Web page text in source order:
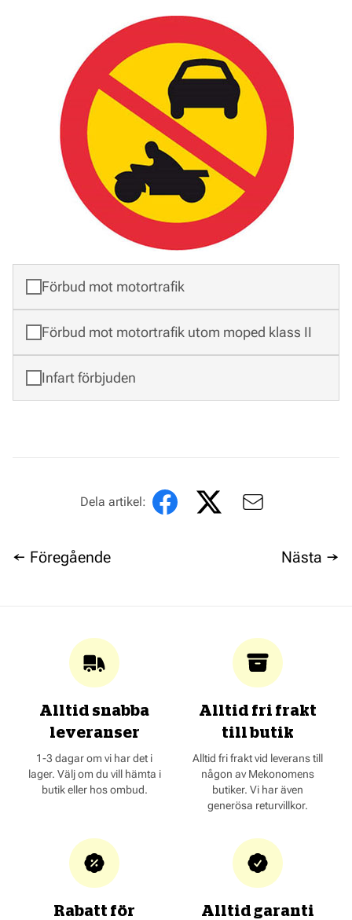
Förbud mot motortrafik
Förbud mot motortrafik utom moped klass II
Infart förbjuden
Dela artikel:
← Föregående Nästa →
Alltid snabba
leveranser
1-3 dagar om vi har det i
lager. Välj om du vill hämta i
butik eller hos ombud.
Alltid fri frakt
till butik
Alltid fri frakt vid leverans till
någon av Mekonomens
butiker. Vi har även
generösa returvillkor.
Rabatt för
Alltid garanti